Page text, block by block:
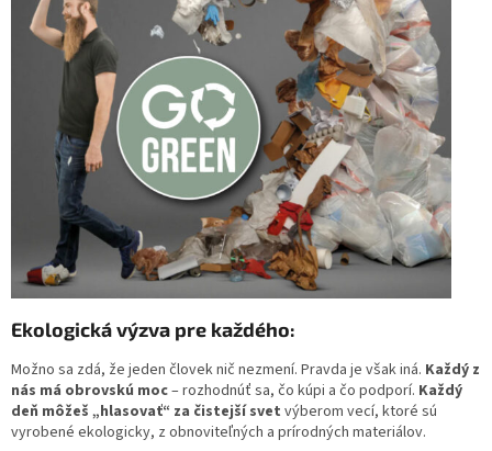
Ekologická výzva pre každého:
Možno sa zdá, že jeden človek nič nezmení. Pravda je však iná. Každý z
nás má obrovskú moc– rozhodnúť sa, čo kúpi a čo podporí. Každý
deň môžeš „hlasovať“ za čistejší svet výberom vecí, ktoré sú
vyrobené ekologicky, z obnoviteľných a prírodných materiálov.